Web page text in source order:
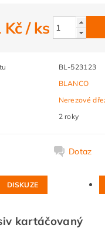
Kč/ ks
BL-523123
BLANCO
Nerezové
2 roky
Dotaz
DISKUZE
kartáčovaný